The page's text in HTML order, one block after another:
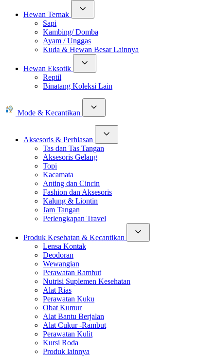
Hewan Ternak
Sapi
Kambing/ Domba
Ayam / Unggas
Kuda & Hewan Besar Lainnya
Hewan Eksotik
Reptil
Binatang Koleksi Lain
Mode & Kecantikan
Aksesoris & Perhiasan
Tas dan Tas Tangan
Aksesoris Gelang
Topi
Kacamata
Anting dan Cincin
Fashion dan Aksesoris
Kalung & Liontin
Jam Tangan
Perlengkapan Travel
Produk Kesehatan & Kecantikan
Lensa Kontak
Deodoran
Wewangian
Perawatan Rambut
Nutrisi Suplemen Kesehatan
Alat Rias
Perawatan Kuku
Obat Kumur
Alat Bantu Berjalan
Alat Cukur -Rambut
Perawatan Kulit
Kursi Roda
Produk lainnya